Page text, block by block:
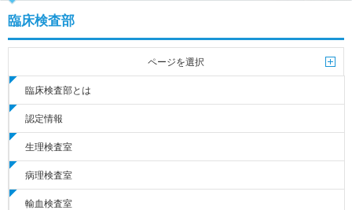
臨床検査部
ページを選択
臨床検査部とは
認定情報
生理検査室
病理検査室
輸血検査室